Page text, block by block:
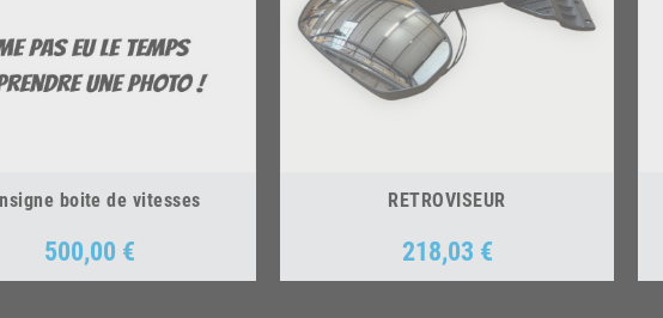
boite de vitesses
Prix
500,00 €
RETROVISEUR
Prix
218,03 €